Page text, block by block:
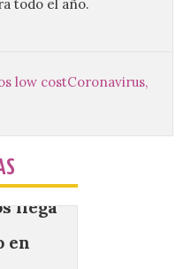
todo el año.
low costCoronavirus,
cita
llega
en